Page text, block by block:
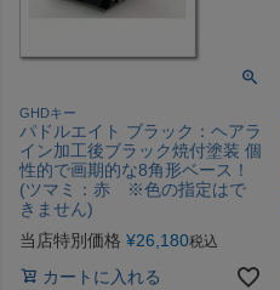
GHDキー
パドルエイト ブラック：ヘアラ
イン加工後ブラック焼付塗装 個
性的で画期的な8角形ベース！
(ツマミ：赤 ※色の指定はで
きません)
当店特別価格 ¥26,180税込
カートに入れる